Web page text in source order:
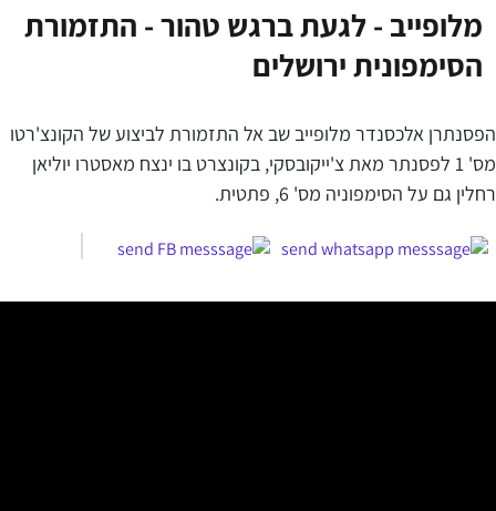
מלופייב - לגעת ברגש טהור - התזמורת
הסימפונית ירושלים
הפסנתרן אלכסנדר מלופייב שב אל התזמורת לביצוע של הקונצ'רטו
מס' 1 לפסנתר מאת צ'ייקובסקי, בקונצרט בו ינצח מאסטרו יוליאן
רחלין גם על הסימפוניה מס' 6, פתטית.